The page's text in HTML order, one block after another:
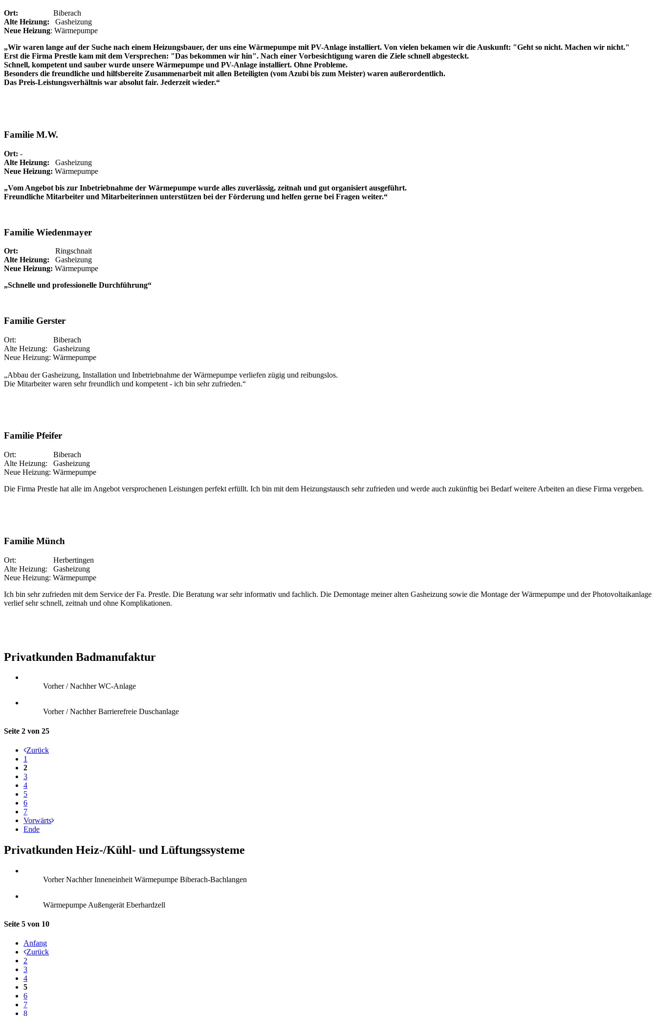
Ort: Biberach
Alte Heizung: Gasheizung
Neue Heizung: Wärmepumpe
„Wir waren lange auf der Suche nach einem Heizungsbauer, der uns eine Wärmepumpe mit PV-Anlage installiert. Von vielen bekamen wir die Auskunft: "Geht so nicht. Machen wir nicht."
Erst die Firma Prestle kam mit dem Versprechen: "Das bekommen wir hin". Nach einer Vorbesichtigung waren die Ziele schnell abgesteckt.
Schnell, kompetent und sauber wurde unsere Wärmepumpe und PV-Anlage installiert. Ohne Probleme.
Besonders die freundliche und hilfsbereite Zusammenarbeit mit allen Beteiligten (vom Azubi bis zum Meister) waren außerordentlich.
Das Preis-Leistungsverhältnis war absolut fair. Jederzeit wieder.“
Familie M.W.
Ort: -
Alte Heizung: Gasheizung
Neue Heizung: Wärmepumpe
„Vom Angebot bis zur Inbetriebnahme der Wärmepumpe wurde alles zuverlässig, zeitnah und gut organisiert ausgeführt.
Freundliche Mitarbeiter und Mitarbeiterinnen unterstützen bei der Förderung und helfen gerne bei Fragen weiter.“
Familie Wiedenmayer
Ort: Ringschnait
Alte Heizung: Gasheizung
Neue Heizung: Wärmepumpe
„Schnelle und professionelle Durchführung“
Familie Gerster
Ort: Biberach
Alte Heizung: Gasheizung
Neue Heizung: Wärmepumpe
„Abbau der Gasheizung, Installation und Inbetriebnahme der Wärmepumpe verliefen zügig und reibungslos.
Die Mitarbeiter waren sehr freundlich und kompetent - ich bin sehr zufrieden.“
Familie Pfeifer
Ort: Biberach
Alte Heizung: Gasheizung
Neue Heizung: Wärmepumpe
Die Firma Prestle hat alle im Angebot versprochenen Leistungen perfekt erfüllt. Ich bin mit dem Heizungstausch sehr zufrieden und werde auch zukünftig bei Bedarf weitere Arbeiten an diese Firma vergeben.
Familie Münch
Ort: Herbertingen
Alte Heizung: Gasheizung
Neue Heizung: Wärmepumpe
Ich bin sehr zufrieden mit dem Service der Fa. Prestle. Die Beratung war sehr informativ und fachlich. Die Demontage meiner alten Gasheizung sowie die Montage der Wärmepumpe und der Photovoltaikanlage
verlief sehr schnell, zeitnah und ohne Komplikationen.
Privatkunden Badmanufaktur
Vorher / Nachher WC-Anlage
Vorher / Nachher Barrierefreie Duschanlage
Seite 2 von 25
Zurück
1
2
3
4
5
6
7
Vorwärts
Ende
Privatkunden Heiz-/Kühl- und Lüftungssysteme
Vorher Nachher Inneneinheit Wärmepumpe Biberach-Bachlangen
Wärmepumpe Außengerät Eberhardzell
Seite 5 von 10
Anfang
Zurück
2
3
4
5
6
7
8